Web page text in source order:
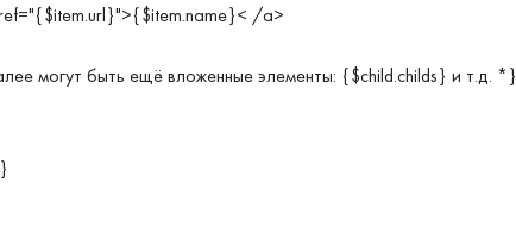
/a>
могут быть ещё вложенные элементы: {$child.childs} и т.д. *}